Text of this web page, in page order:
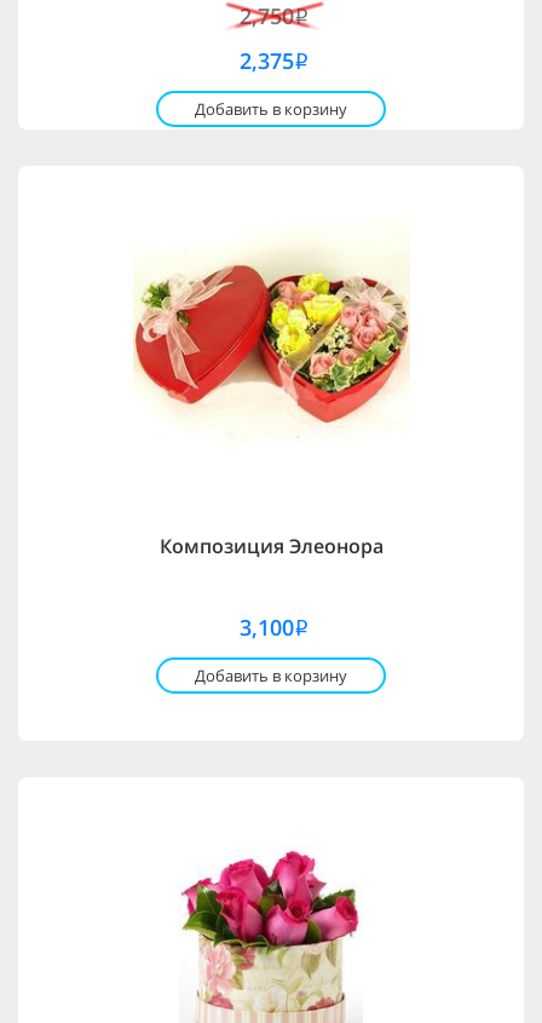
2,750i
2,375i
Добавить в корзину
Композиция Элеонора
3,100i
Добавить в корзину